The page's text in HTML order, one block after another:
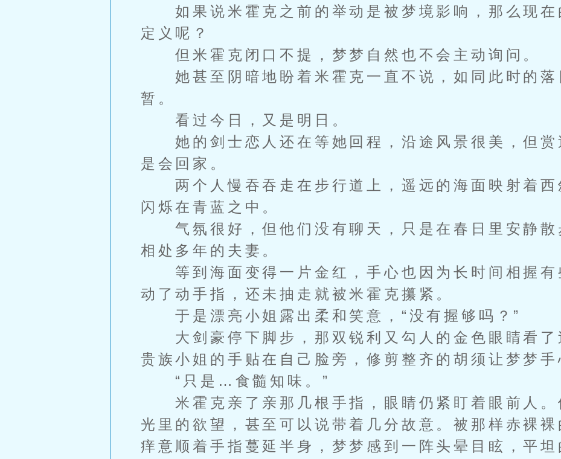
如果说米霍克之前的举动是被梦境影响，那么现在
定义呢？
但米霍克闭口不提，梦梦自然也不会主动询问。
她甚至阴暗地盼着米霍克一直不说，如同此时的落
暂。
看过今日，又是明日。
她的剑士恋人还在等她回程，沿途风景很美，但赏
是会回家。
两个人慢吞吞走在步行道上，遥远的海面映射着西
闪烁在青蓝之中。
气氛很好，但他们没有聊天，只是在春日里安静散
相处多年的夫妻。
等到海面变得一片金红，手心也因为长时间相握有
动了动手指，还未抽走就被米霍克攥紧。
于是漂亮小姐露出柔和笑意，“没有握够吗？”
大剑豪停下脚步，那双锐利又勾人的金色眼睛看了
贵族小姐的手贴在自己脸旁，修剪整齐的胡须让梦梦手
“只是…食髓知味。”
米霍克亲了亲那几根手指，眼睛仍紧盯着眼前人。
光里的欲望，甚至可以说带着几分故意。被那样赤裸裸
痒意顺着手指蔓延半身，梦梦感到一阵头晕目眩，平坦